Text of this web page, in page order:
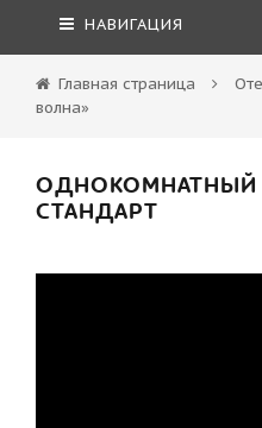
НАВИГАЦИЯ
Главная страница
волна»
ОДНОКОМНАТНЫЙ
СТАНДАРТ